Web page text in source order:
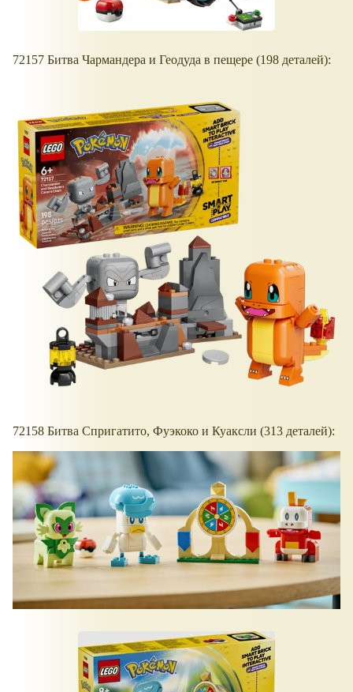
72157 Битва Чармандера и Геодуда в пещере (198 деталей):
72158 Битва Спригатито, Фуэкоко и Куаксли (313 деталей):